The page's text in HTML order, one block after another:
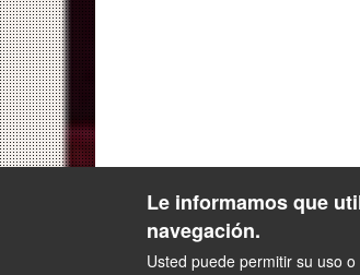
Le informamos que
navegación.
Usted puede permitir su uso